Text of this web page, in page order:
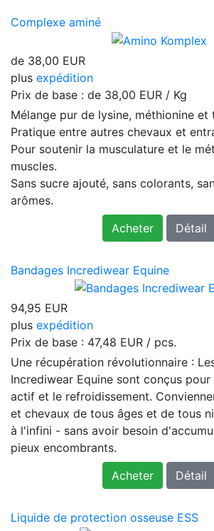
Complexe aminé
de 38,00 EUR
plus expédition
Prix ​​de base : de 38,00 EUR / Kg
Mélange pur de lysine, méthionine et
Pratique entre autres chevaux et
Pour soutenir la musculature et le
muscles.
Sans sucre ajouté, sans colorants,
arômes.
Acheter
Détail
Bandages Incrediwear Equine
94,95 EUR
plus expédition
Prix ​​de base : 47,48 EUR / pcs.
Une récupération révolutionnaire :
Incrediwear Equine sont conçus
actif et le refroidissement.
et chevaux de tous âges et de tous
à l'infini - sans avoir besoin
pieux encombrants.
Acheter
Détail
Liquide de protection osseuse ESS